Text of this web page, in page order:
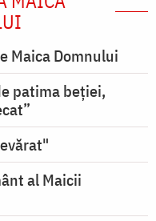
Maica Domnului
patima beției,
al Maicii